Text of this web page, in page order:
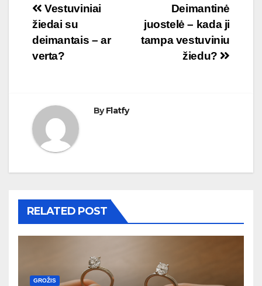
Navigacija
tarp
įrašų
Deimantinė
juostelė – kada ji
tampa vestuviniu
žiedu?
Vestuviniai
žiedai su
deimantais – ar
verta?
ByFlatfy
RELATED POST
GROŽIS